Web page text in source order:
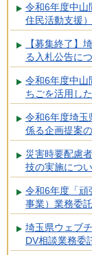
令和6年度中山
住民活動支援
【募集終了】
る入札公告に
令和6年度中山
ちごを活用し
令和6年度埼玉
係る企画提案
災害時要配慮
技の実施につ
令和6年度「頑
事業）業務委
埼玉県ウェブ
DV相談業務委